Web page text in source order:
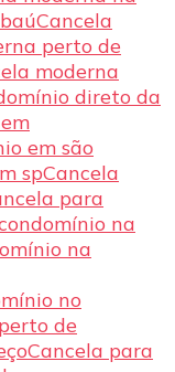
Cancela
perto de
moderna
direto da
em são
spCancela
para
na
na
no
de
Cancela para